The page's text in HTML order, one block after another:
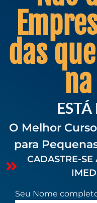
das
O Melhor
para
CADASTRE-
Seu Nome